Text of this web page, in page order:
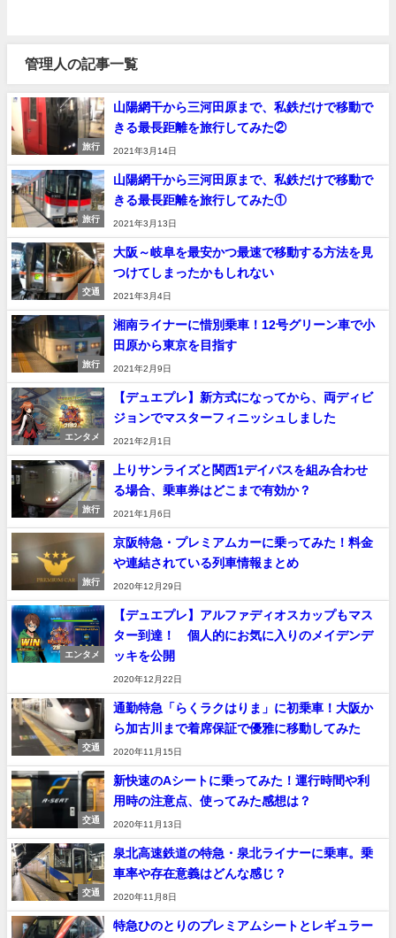
管理人の記事一覧
旅行
山陽網干から三河田原まで、私鉄だけで移動で
きる最長距離を旅行してみた②
2021年3月14日
旅行
山陽網干から三河田原まで、私鉄だけで移動で
きる最長距離を旅行してみた①
2021年3月13日
交通
大阪～岐阜を最安かつ最速で移動する方法を見
つけてしまったかもしれない
2021年3月4日
旅行
湘南ライナーに惜別乗車！12号グリーン車で小
田原から東京を目指す
2021年2月9日
エンタメ
【デュエプレ】新方式になってから、両ディビ
ジョンでマスターフィニッシュしました
2021年2月1日
旅行
上りサンライズと関西1デイパスを組み合わせ
る場合、乗車券はどこまで有効か？
2021年1月6日
旅行
京阪特急・プレミアムカーに乗ってみた！料金
や連結されている列車情報まとめ
2020年12月29日
エンタメ
【デュエプレ】アルファディオスカップもマス
ター到達！ 個人的にお気に入りのメイデンデ
ッキを公開
2020年12月22日
交通
通勤特急「らくラクはりま」に初乗車！大阪か
ら加古川まで着席保証で優雅に移動してみた
2020年11月15日
交通
新快速のAシートに乗ってみた！運行時間や利
用時の注意点、使ってみた感想は？
2020年11月13日
交通
泉北高速鉄道の特急・泉北ライナーに乗車。乗
車率や存在意義はどんな感じ？
2020年11月8日
特急ひのとりのプレミアムシートとレギュラー